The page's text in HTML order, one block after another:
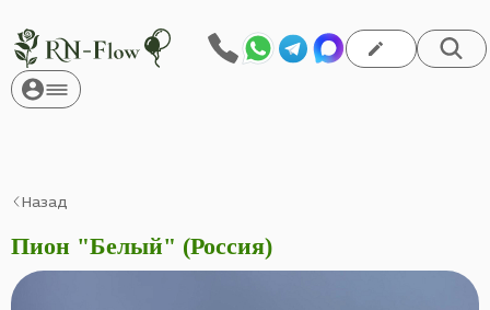
Назад
Пион "Белый" (Россия)